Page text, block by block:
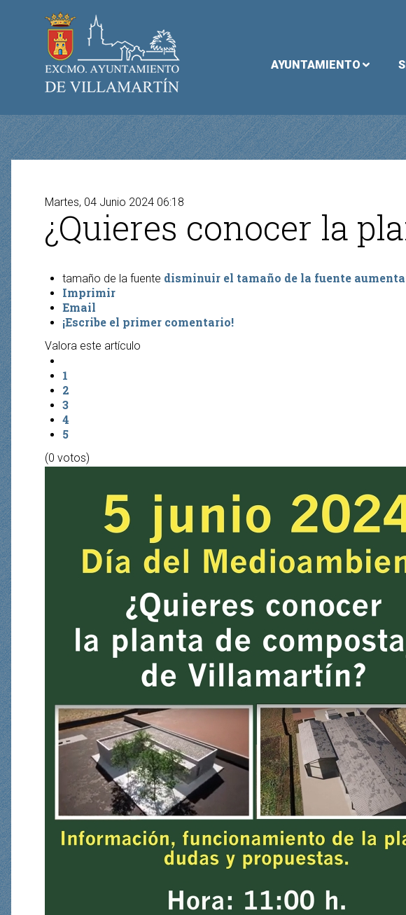
AYUNTAMIENTO
Martes, 04 Junio 2024 06:18
¿Quieres conocer la
tamaño de la fuente disminuir el tamaño de la fuente
Imprimir
Email
¡Escribe el primer comentario!
Valora este artículo
1
2
3
4
5
(0 votos)